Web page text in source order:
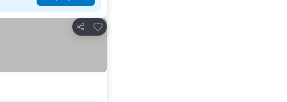
Partilhar
Adicionar aos favoritos